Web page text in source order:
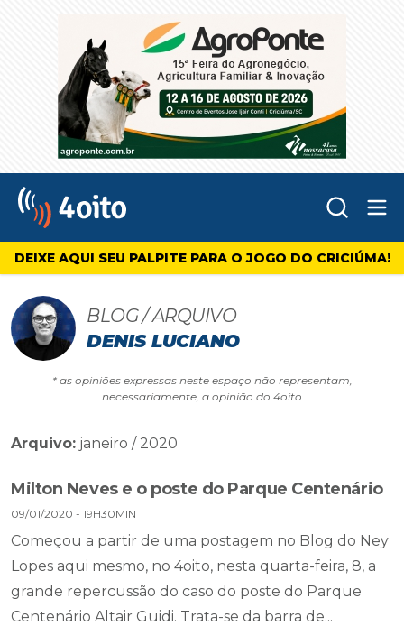
4oito
DEIXE AQUI SEU PALPITE PARA O JOGO DO CRICIÚMA!
BLOG / ARQUIVO
DENIS LUCIANO
* as opiniões expressas neste espaço não representam,
necessariamente, a opinião do 4oito
Arquivo: janeiro / 2020
Milton Neves e o poste do Parque Centenário
09/01/2020 - 19H30MIN
Começou a partir de uma postagem no Blog do Ney
Lopes aqui mesmo, no 4oito, nesta quarta-feira, 8, a
grande repercussão do caso do poste do Parque
Centenário Altair Guidi. Trata-se da barra de...